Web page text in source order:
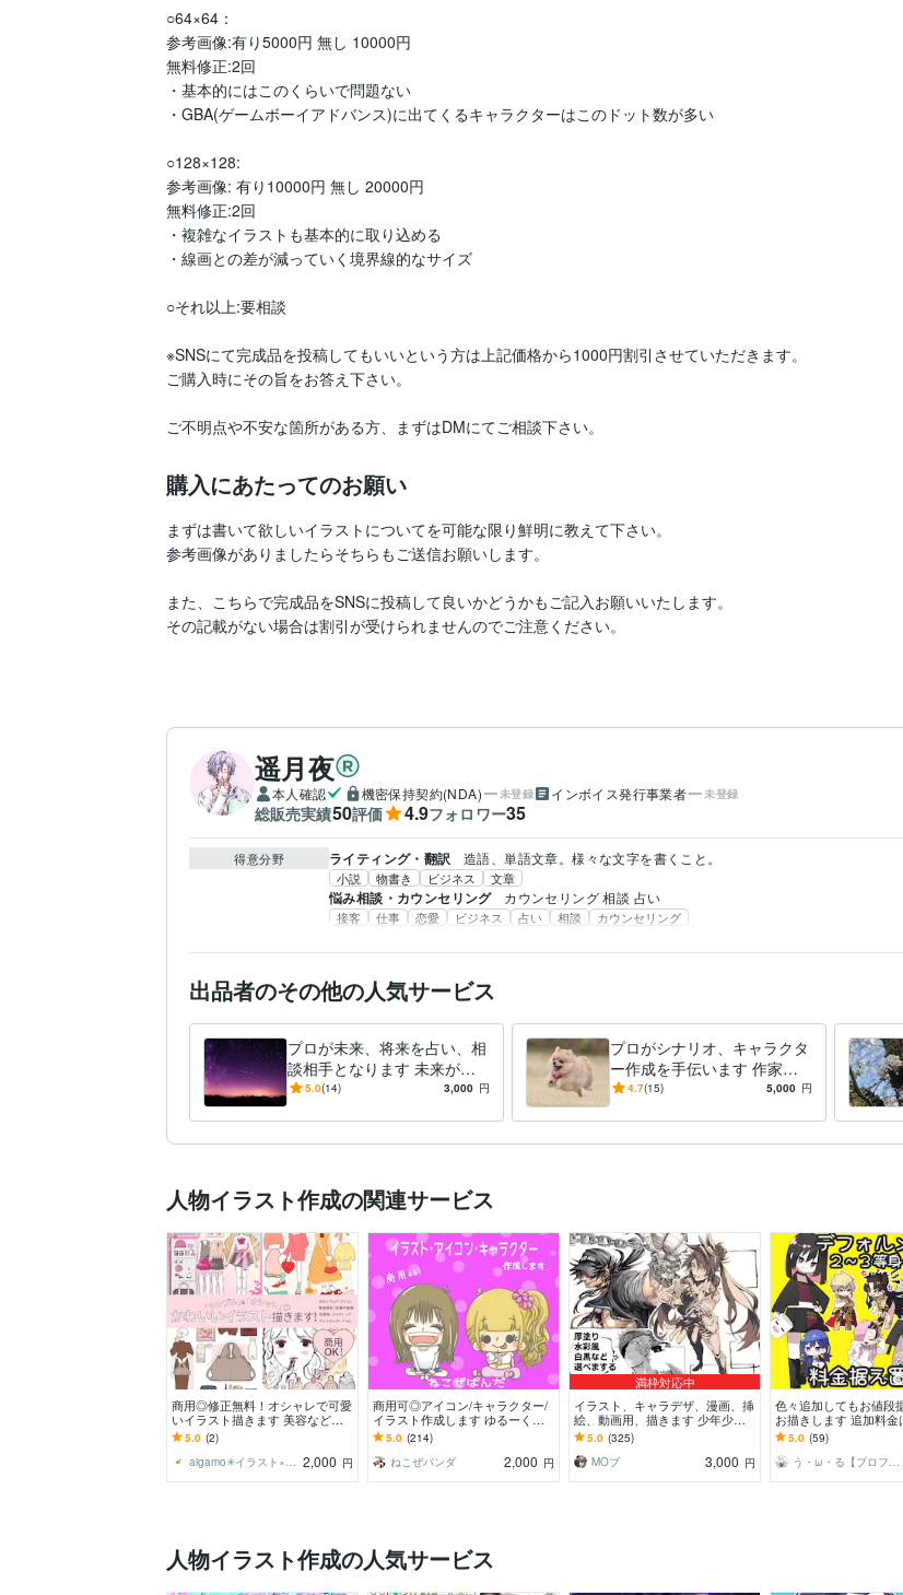
○64×64：
参考画像:有り5000円 無し 10000円
無料修正:2回
・基本的にはこのくらいで問題ない
・GBA(ゲームボーイアドバンス)に出てくるキャラクターはこのドット数が多い
○128×128:
参考画像: 有り10000円 無し 20000円
無料修正:2回
・複雑なイラストも基本的に取り込める
・線画との差が減っていく境界線的なサイズ
○それ以上:要相談
※SNSにて完成品を投稿してもいいという方は上記価格から1000円割引させていただきます。
ご購入時にその旨をお答え下さい。
ご不明点や不安な箇所がある方、まずはDMにてご相談下さい。
購入にあたってのお願い
まずは書いて欲しいイラストについてを可能な限り鮮明に教えて下さい。
参考画像がありましたらそちらもご送信お願いします。
また、こちらで完成品をSNSに投稿して良いかどうかもご記入お願いいたします。
その記載がない場合は割引が受けられませんのでご注意ください。
遥月夜
本人確認 機密保持契約(NDA) 未登録 インボイス発行事業者 未登録
総販売実績50評価 4.9フォロワー35
得意分野 ライティング・翻訳 造語、単語文章。様々な文字を書くこと。
小説 物書き ビジネス 文章
悩み相談・カウンセリング カウンセリング 相談 占い
接客 仕事 恋愛 ビジネス 占い 相談 カウンセリング
出品者のその他の人気サービス
プロが未来、将来を占い、相
談相手となります 未来が不
安な貴方も、楽しみな事があ
5.0(14) 3,000 円
プロがシナリオ、キャラクタ
ー作成を手伝います 作家に
なりたい 成り立てなあなた
4.7(15) 5,000 円
人物イラスト作成の関連サービス
商用◎修正無料！オシャレで可愛
いイラスト描きます 美容など女
性向け実績多数！人物｜立ち絵｜
ファッション｜コスメ
5.0 (2)
aigamo✳︎イラスト×デザイン 2,000 円
商用可◎アイコン/キャラクター/
イラスト作成します ゆるーくか
わいいイラストを作成します。お
気軽にご相談ください
5.0 (214)
ねこぜパンダ
2,000 円
満枠対応中
イラスト、キャラデザ、漫画、挿
絵、動画用、描きます 少年少
女、筋肉おじさん、人外ケモノ獣
人、ご予算内、複数枚OK
5.0 (325)
MOブ
3,000 円
色々追加してもお値段
お描きします 追加料金
の追加や余程描き込み
のみ！
5.0 (59)
う・ω・る【プロフご覧下さい】
人物イラスト作成の人気サービス